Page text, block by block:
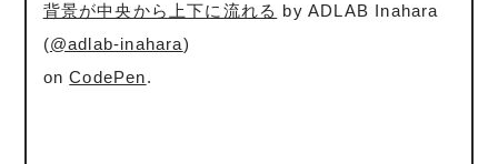
背景が中央から上下に流れる by ADLAB Inahara
(@adlab-inahara)
onCodePen.